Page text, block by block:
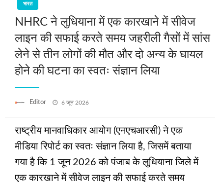
भारत
NHRC ने लुधियाना में एक कारखाने में सीवेज
लाइन की सफाई करते समय जहरीली गैसों में सांस
लेने से तीन लोगों की मौत और दो अन्य के घायल
होने की घटना का स्वतः संज्ञान लिया
Editor
Posted
6 जून 2026
राष्ट्रीय मानवाधिकार आयोग (एनएचआरसी) ने एक
मीडिया रिपोर्ट का स्वतः संज्ञान लिया है, जिसमें बताया
गया है कि 1 जून 2026 को पंजाब के लुधियाना जिले में
एक कारखाने में सीवेज लाइन की सफाई करते समय